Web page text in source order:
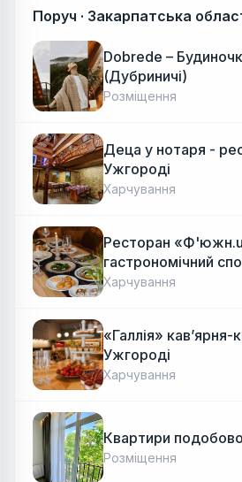
Поруч · Закарпатська
Dobrede –
(Дубриничі)
Розміщення
Деца у нотаря -
Ужгороді
Харчування
Ресторан
гастрономічний
Авторська
Харчування
«Галлія»
Ужгороді
Харчування
Квартири
Розміщення